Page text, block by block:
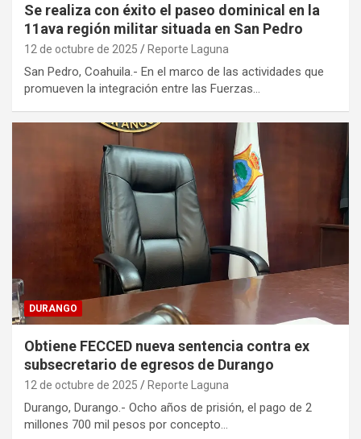
Se realiza con éxito el paseo dominical en la
11ava región militar situada en San Pedro
12 de octubre de 2025 Reporte Laguna
San Pedro, Coahuila.- En el marco de las actividades que
promueven la integración entre las Fuerzas…
DURANGO
Obtiene FECCED nueva sentencia contra ex
subsecretario de egresos de Durango
12 de octubre de 2025 Reporte Laguna
Durango, Durango.- Ocho años de prisión, el pago de 2
millones 700 mil pesos por concepto…